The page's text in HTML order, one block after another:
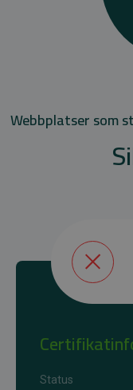
Webbplatser som
Status